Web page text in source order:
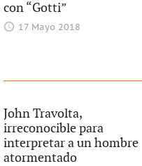
con “Gotti”
17 Mayo 2018
John Travolta,
irreconocible para
interpretar a un hombre
atormentado